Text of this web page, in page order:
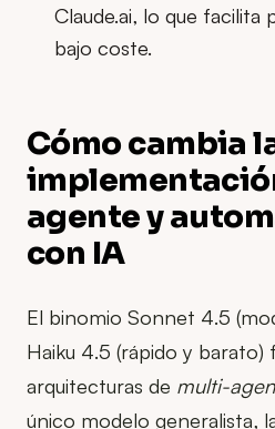
Claude.ai, lo que facilita
bajo coste.
Cómo cambia
agente y
con IA
El binomio Sonnet 4.5
Haiku 4.5 (rápido y barato)
arquitecturas de multi-
único modelo generalista,